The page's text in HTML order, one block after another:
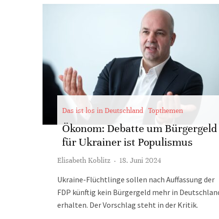
Das ist los in Deutschland Topthemen
Ökonom: Debatte um Bürgergeld
für Ukrainer ist Populismus
Elisabeth Koblitz · 18. Juni 2024
Ukraine-Flüchtlinge sollen nach Auffassung der
FDP künftig kein Bürgergeld mehr in
erhalten. Der Vorschlag steht in der Kritik.